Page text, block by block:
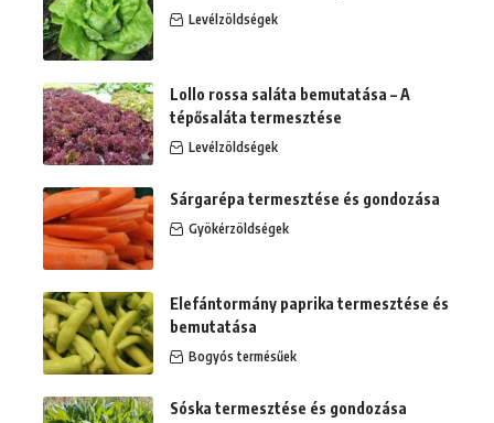
Levélzöldségek
Lollo rossa saláta bemutatása – A
tépősaláta termesztése
Levélzöldségek
Sárgarépa termesztése és gondozása
Gyökérzöldségek
Elefántormány paprika termesztése és
bemutatása
Bogyós termésűek
Sóska termesztése és gondozása